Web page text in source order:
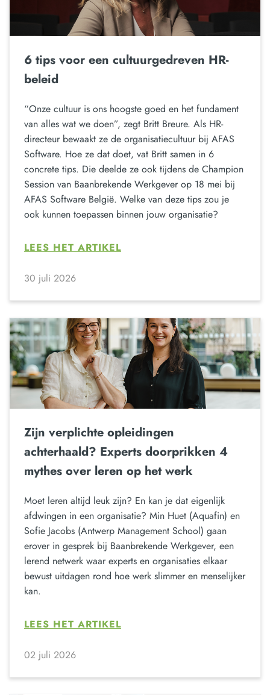
6 tips voor een cultuurgedreven HR-
beleid
“Onze cultuur is ons hoogste goed en het fundament
van alles wat we doen”, zegt Britt Breure. Als HR-
directeur bewaakt ze de organisatiecultuur bij AFAS
Software. Hoe ze dat doet, vat Britt samen in 6
concrete tips. Die deelde ze ook tijdens de Champion
Session van Baanbrekende Werkgever op 18 mei bij
AFAS Software België. Welke van deze tips zou je
ook kunnen toepassen binnen jouw organisatie?
LEES HET ARTIKEL
30 juli 2026
Zijn verplichte opleidingen
achterhaald? Experts doorprikken 4
mythes over leren op het werk
Moet leren altijd leuk zijn? En kan je dat eigenlijk
afdwingen in een organisatie? Min Huet (Aquafin) en
Sofie Jacobs (Antwerp Management School) gaan
erover in gesprek bij Baanbrekende Werkgever, een
lerend netwerk waar experts en organisaties elkaar
bewust uitdagen rond hoe werk slimmer en menselijker
kan.
LEES HET ARTIKEL
02 juli 2026